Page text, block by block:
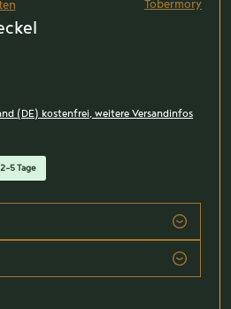
von 0 von 5 Sternen
Tobermory
(DE) kostenfrei, weitere Versandinfos
5 Tage